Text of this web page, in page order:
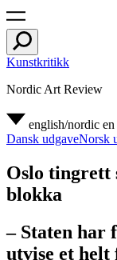
Kunstkritikk
Nordic Art Review
english/nordic en
Dansk udgaveNorsk
Oslo tingrett
blokka
– Staten har
utvise et